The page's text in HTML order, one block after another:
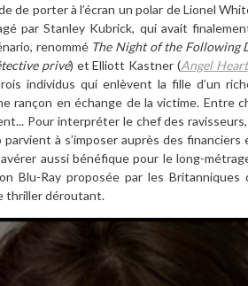
de porterà l’écran un polar de Lionel
par Stanley Kubrick, qui avait
renommé The Night of the Following
tective privé) et Elliott Kastner (Angel Heart
individus qui enlèvent la fille d’un
rançon en échange de la victime. Entre
.Pour interpréter le chef des
parvient à s’imposer auprès des financiers
avérer aussi bénéfique pour le long-
Blu-Ray proposée par les Britanniques
thriller déroutant.